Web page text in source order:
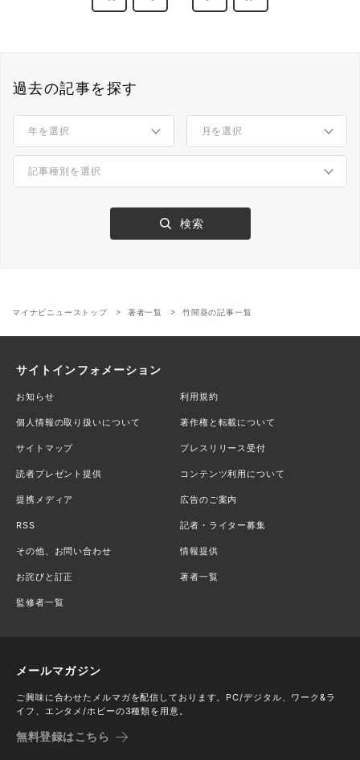
過去の記事を探す
マイナビニューストップ 著者一覧 竹間葵の記事一覧
サイトインフォメーション
お知らせ 利用規約
個人情報の取り扱いについて 著作権と転載について
サイトマップ プレスリリース受付
読者プレゼント提供 コンテンツ利用について
提携メディア 広告のご案内
RSS 記者・ライター募集
その他、お問い合わせ 情報提供
お詫びと訂正 著者一覧
監修者一覧
メールマガジン
ご興味に合わせたメルマガを配信しております。PC/デジタル、ワーク&ラ
イフ、エンタメ/ホビーの3種類を用意。
無料登録はこちら